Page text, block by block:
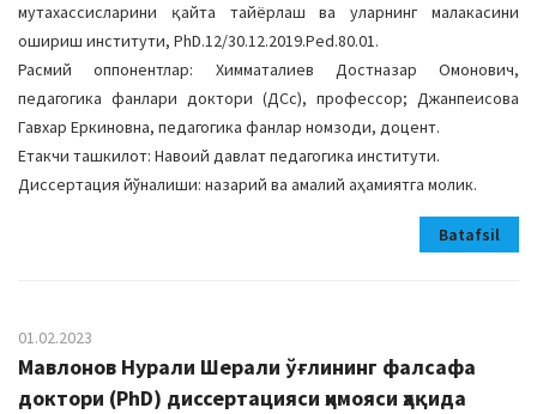
мутахассисларини қайта тайёрлаш ва уларнинг малакасини
ошириш институти, PhD.12/30.12.2019.Ped.80.01.
Расмий оппонентлар: Химматалиев Достназар Омонович,
педагогика фанлари доктори (ДСc), профессор; Джанпеисова
Гавхар Еркиновна, педагогика фанлар номзоди, доцент.
Етакчи ташкилот: Навоий давлат педагогика институти.
Диссертация йўналиши: назарий ва амалий аҳамиятга молик.
Batafsil
01.02.2023
Мавлонов Нурали Шерали ўғлининг фалсафа
доктори (PhD) диссертацияси ҳимояси ҳақида